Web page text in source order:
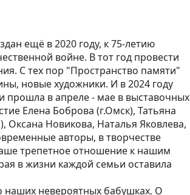
ещё в 2020 году, к 75-летию
войне. В тот год провести
С тех пор "Пространство памяти"
новые художники. И в 2024 году
прошла в апреле - мае в выставочных
Елена Боброва (г.Омск), Татьяна
Оксана Новикова, Наталья Яковлева,
авторы, в творчестве
трепетное отношение к нашим
в жизни каждой семьи оставила
невероятных бабушках. О